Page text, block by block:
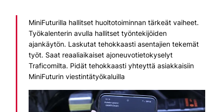
MiniFuturilla hallitset huoltotoiminnan tärkeät vaiheet.
Työkalenterin avulla hallitset työntekijöiden
ajankäytön. Laskutat tehokkaasti asentajien tekemät
työt. Saat reaaliaikaiset ajoneuvotietokyselyt
Traficomilta. Pidät tehokkaasti yhteyttä asiakkaisiin
MiniFuturin viestintätyökaluilla